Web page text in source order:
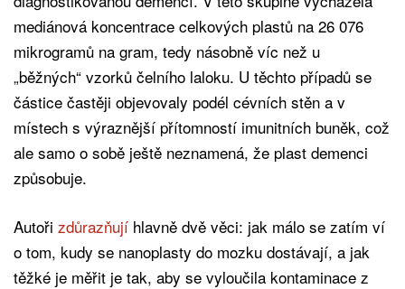
mediánová koncentrace celkových plastů na 26 076
mikrogramů na gram, tedy násobně víc než u
„běžných“ vzorků čelního laloku. U těchto případů se
částice častěji objevovaly podél cévních stěn a v
místech s výraznější přítomností imunitních buněk, což
ale samo o sobě ještě neznamená, že plast demenci
způsobuje.
Autoři zdůrazňují hlavně dvě věci: jak málo se zatím ví
o tom, kudy se nanoplasty do mozku dostávají, a jak
těžké je měřit je tak, aby se vyloučila kontaminace z